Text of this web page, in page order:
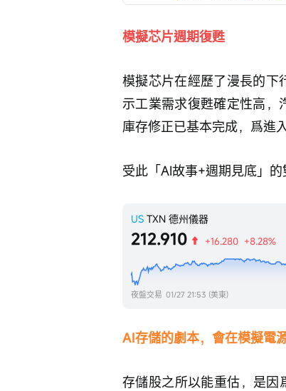
模擬芯片週期復甦
模擬芯片在經歷了漫長的下
示工業需求復甦確定性高，
庫存修正已基本完成，爲進
受此「AI故事+週期見底」
US TXN 德州儀器
212.910 +16.280 +8.28%
夜盤交易 01/27 21:53 (美東)
AI存儲的劇本，會在模擬電
存儲股之所以能重估，是因